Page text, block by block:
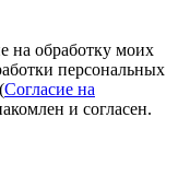
на обработку моих
персональных
Согласие на
и согласен.